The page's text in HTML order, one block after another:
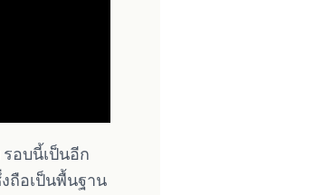
อบนี้เป็นอีก
ถือเป็นพื้นฐาน